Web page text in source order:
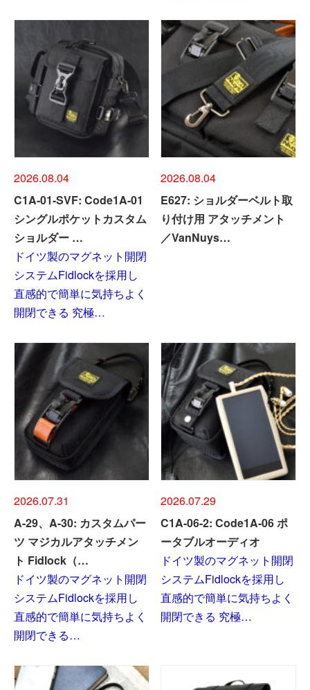
2026.08.04
C1A-01-SVF: Code1A-01
シングルポケットカスタム
ショルダー …
ドイツ製のマグネット開閉
システムFidlockを採用し
直感的で簡単に気持ちよく
開閉できる 究極…
2026.08.04
E627: ショルダーベルト取
り付け用 アタッチメント
／VanNuys…
2026.07.31
A-29、A-30: カスタムパー
ツ マジカルアタッチメン
ト Fidlock（…
ドイツ製のマグネット開閉
システムFidlockを採用し
直感的で簡単に気持ちよく
開閉できる…
2026.07.29
C1A-06-2: Code1A-06 ポ
ータブルオーディオ
ドイツ製のマグネット開閉
システムFidlockを採用し
直感的で簡単に気持ちよく
開閉できる 究極…